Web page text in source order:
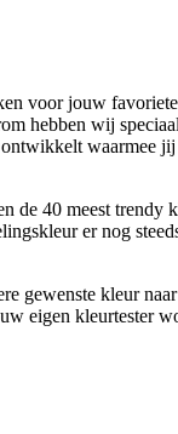
voor jouw
hebben wij
waarmee jij
de 40 meest trendy
er nog
gewenste kleur
eigen kleurtester